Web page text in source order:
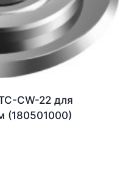
CW-22 для
(180501000)